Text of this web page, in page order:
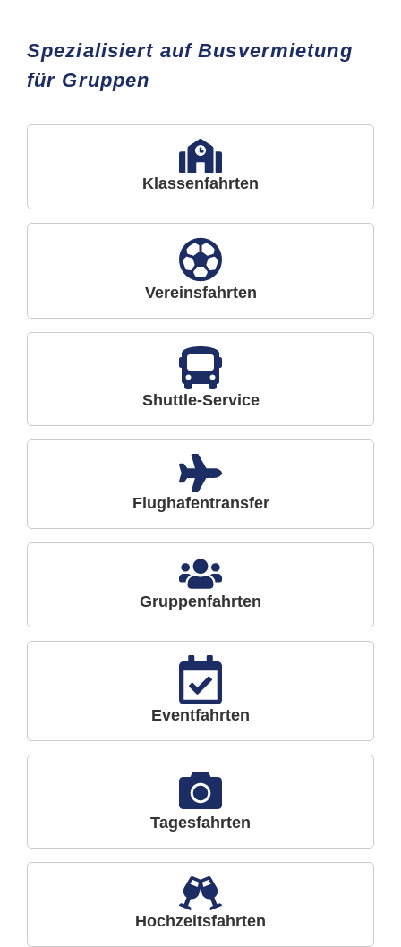
Spezialisiert auf Busvermietung
für Gruppen
Klassenfahrten
Vereinsfahrten
Shuttle-Service
Flughafentransfer
Gruppenfahrten
Eventfahrten
Tagesfahrten
Hochzeitsfahrten